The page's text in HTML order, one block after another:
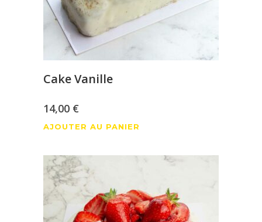
Cake Vanille
14,00 €
AJOUTER AU PANIER